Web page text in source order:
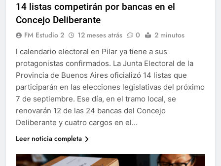
14 listas competirán por bancas en el
Concejo Deliberante
FM Estudio 2 12 meses atrás 0 2 minutos
l calendario electoral en Pilar ya tiene a sus
protagonistas confirmados. La Junta Electoral de la
Provincia de Buenos Aires oficializó 14 listas que
participarán en las elecciones legislativas del próximo
7 de septiembre. Ese día, en el tramo local, se
renovarán 12 de las 24 bancas del Concejo
Deliberante y cuatro cargos en el…
Leer noticia completa